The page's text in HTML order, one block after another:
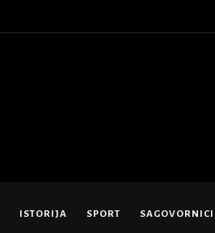
ISTORIJA SPORT SAGOVORNICI